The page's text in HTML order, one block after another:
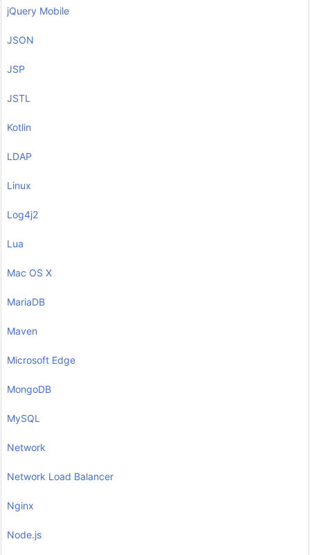
jQuery Mobile
JSON
JSP
JSTL
Kotlin
LDAP
Linux
Log4j2
Lua
Mac OS X
MariaDB
Maven
Microsoft Edge
MongoDB
MySQL
Network
Network Load Balancer
Nginx
Node.js